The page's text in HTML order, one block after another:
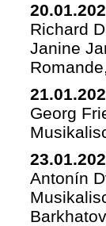
Richard
Janine
Georg
Antonín
Barkhatov